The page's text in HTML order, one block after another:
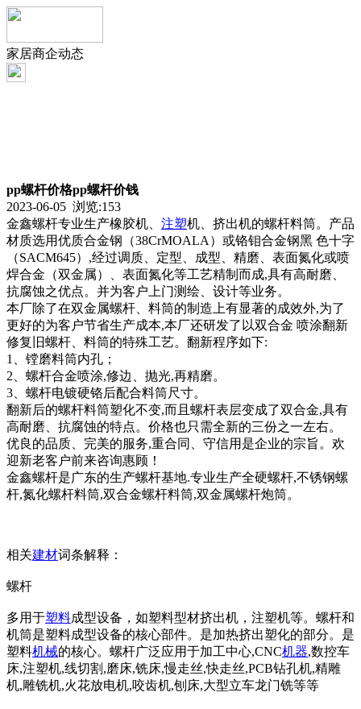
家居商企动态
pp螺杆价格pp螺杆价钱
2023-06-05 浏览:153
金鑫螺杆专业生产橡胶机、 注塑机、挤出机的螺杆料筒。产品
材质选用优质合金钢（38CrMOALA）或铬钼合金钢黑 色十字
（SACM645）,经过调质、定型、成型、精磨、表面氮化或喷
焊合金（双金属）、表面氮化等工艺精制而成,具有高耐磨、
抗腐蚀之优点。并为客户上门测绘、设计等业务。
本厂除了在双金属螺杆、料筒的制造上有显著的成效外,为了
更好的为客户节省生产成本,本厂还研发了以双合金 喷涂翻新
修复旧螺杆、料筒的特殊工艺。翻新程序如下:
1、镗磨料筒内孔；
2、螺杆合金喷涂,修边、抛光,再精磨。
3、螺杆电镀硬铬后配合料筒尺寸。
翻新后的螺杆料筒塑化不变,而且螺杆表层变成了双合金,具有
高耐磨、抗腐蚀的特点。价格也只需全新的三份之一左右。
优良的品质、完美的服务,重合同、守信用是企业的宗旨。欢
迎新老客户前来咨询惠顾！
金鑫螺杆是广东的生产螺杆基地.专业生产全硬螺杆,不锈钢螺
杆,氮化螺杆料筒,双合金螺杆料筒,双金属螺杆炮筒。
相关建材词条解释：
螺杆
多用于塑料成型设备，如塑料型材挤出机，注塑机等。螺杆和
机筒是塑料成型设备的核心部件。是加热挤出塑化的部分。是
塑料机械的核心。螺杆广泛应用于加工中心,CNC机器,数控车
床,注塑机,线切割,磨床,铣床,慢走丝,快走丝,PCB钻孔机,精雕
机,雕铣机,火花放电机,咬齿机,刨床,大型立车龙门铣等等